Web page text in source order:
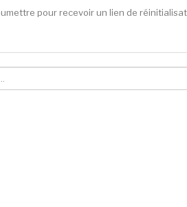
pour recevoir un lien de